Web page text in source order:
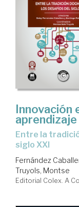
Innovación
Entre la tradición dogmática y los desafíos del
siglo XXI
Fernández
Truyols, Montse
Editorial Colex. A